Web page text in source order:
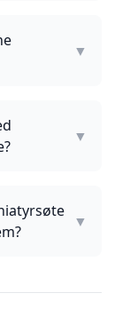
▼
▼
▼